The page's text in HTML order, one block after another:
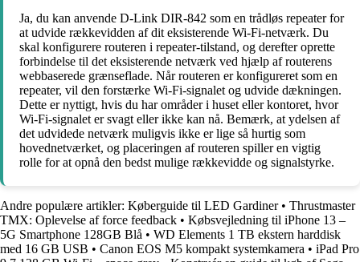
Ja, du kan anvende D-Link DIR-842 som en trådløs repeater for
at udvide rækkevidden af dit eksisterende Wi-Fi-netværk. Du
skal konfigurere routeren i repeater-tilstand, og derefter oprette
forbindelse til det eksisterende netværk ved hjælp af routerens
webbaserede grænseflade. Når routeren er konfigureret som en
repeater, vil den forstærke Wi-Fi-signalet og udvide dækningen.
Dette er nyttigt, hvis du har områder i huset eller kontoret, hvor
Wi-Fi-signalet er svagt eller ikke kan nå. Bemærk, at ydelsen af
det udvidede netværk muligvis ikke er lige så hurtig som
hovednetværket, og placeringen af routeren spiller en vigtig
rolle for at opnå den bedst mulige rækkevidde og signalstyrke.
Andre populære artikler: Køberguide til LED Gardiner• Thrustmaster
TMX: Oplevelse af force feedback • Købsvejledning til iPhone 13 –
5G Smartphone 128GB Blå • WD Elements 1 TB ekstern harddisk
med 16 GB USB • Canon EOS M5 kompakt systemkamera • iPad Pro